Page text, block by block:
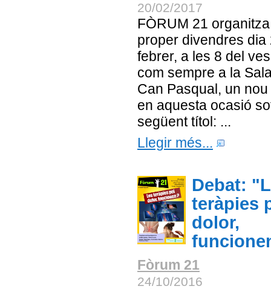
20/02/2017
FÒRUM 21
proper divendres dia
febrer, a les 8 del
com sempre a la
Can Pasqual, un
en aquesta ocasió
següent títol: ...
Llegir més...
Debat:
teràpies
dolor,
Fòrum 21
24/10/2016